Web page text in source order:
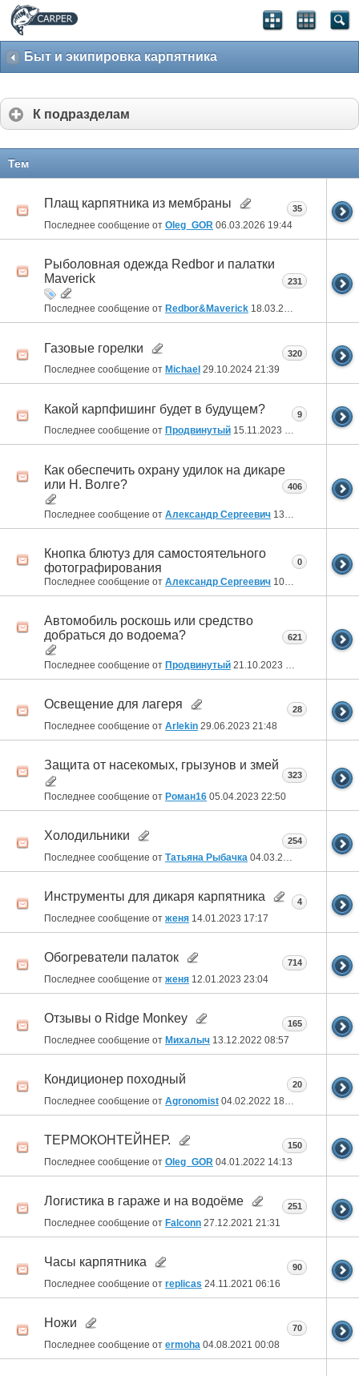
Быт и экипировка карпятника
К подразделам
Тем
Плащ карпятника из мембраны
Последнее сообщение от Oleg_GOR 06.03.2026 19:44
35
Рыболовная одежда Redbor и палатки
Maverick
Последнее сообщение от Redbor&Maverick 18.03.2025
231
Газовые горелки
Последнее сообщение от Michael 29.10.2024 21:39
320
Какой карпфишинг будет в будущем?
Последнее сообщение от Продвинутый 15.11.2023 18:00
9
Как обеспечить охрану удилок на дикаре
или Н. Волге?
Последнее сообщение от Александр Сергеевич 13.11.2023
406
Кнопка блютуз для самостоятельного
фотографирования
Последнее сообщение от Александр Сергеевич 10.11.2023
0
Автомобиль роскошь или средство
добраться до водоема?
Последнее сообщение от Продвинутый 21.10.2023 19:52
621
Освещение для лагеря
Последнее сообщение от Arlekin 29.06.2023 21:48
28
Защита от насекомых, грызунов и змей
Последнее сообщение от Роман16 05.04.2023 22:50
323
Холодильники
Последнее сообщение от Татьяна Рыбачка 04.03.2023
254
Инструменты для дикаря карпятника
Последнее сообщение от женя 14.01.2023 17:17
4
Обогреватели палаток
Последнее сообщение от женя 12.01.2023 23:04
714
Отзывы о Ridge Monkey
Последнее сообщение от Михалыч 13.12.2022 08:57
165
Кондиционер походный
Последнее сообщение от Agronomist 04.02.2022 18:30
20
ТЕРМОКОНТЕЙНЕР.
Последнее сообщение от Oleg_GOR 04.01.2022 14:13
150
Логистика в гараже и на водоёме
Последнее сообщение от Falconn 27.12.2021 21:31
251
Часы карпятника
Последнее сообщение от replicas 24.11.2021 06:16
90
Ножи
Последнее сообщение от ermoha 04.08.2021 00:08
70